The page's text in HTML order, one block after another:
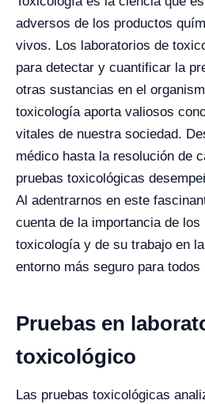
adversos de los productos
vivos. Los laboratorios de
para detectar y cuantificar la
otras sustancias en el
toxicología aporta valiosos
vitales de nuestra sociedad.
médico hasta la resolución de
pruebas toxicológicas
Al adentrarnos en este
cuenta de la importancia de los
toxicología y de su trabajo en
entorno más seguro para todos
Pruebas en
toxicológico
Las pruebas toxicológicas